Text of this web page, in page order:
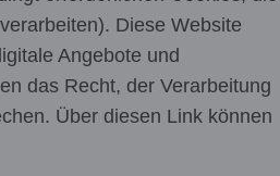
Diese Website
Angebote und
das Recht, der Verarbeitung
Über diesen Link können